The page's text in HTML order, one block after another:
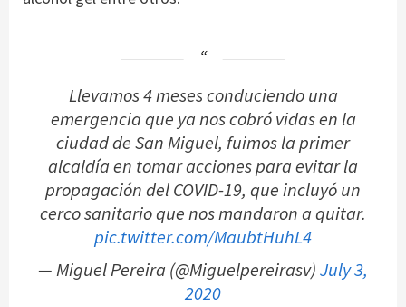
Llevamos 4 meses conduciendo una
emergencia que ya nos cobró vidas en la
ciudad de San Miguel, fuimos la primer
alcaldía en tomar acciones para evitar la
propagación del COVID-19, que incluyó un
cerco sanitario que nos mandaron a quitar.
pic.twitter.com/MaubtHuhL4
— Miguel Pereira (@Miguelpereirasv)July 3,
2020